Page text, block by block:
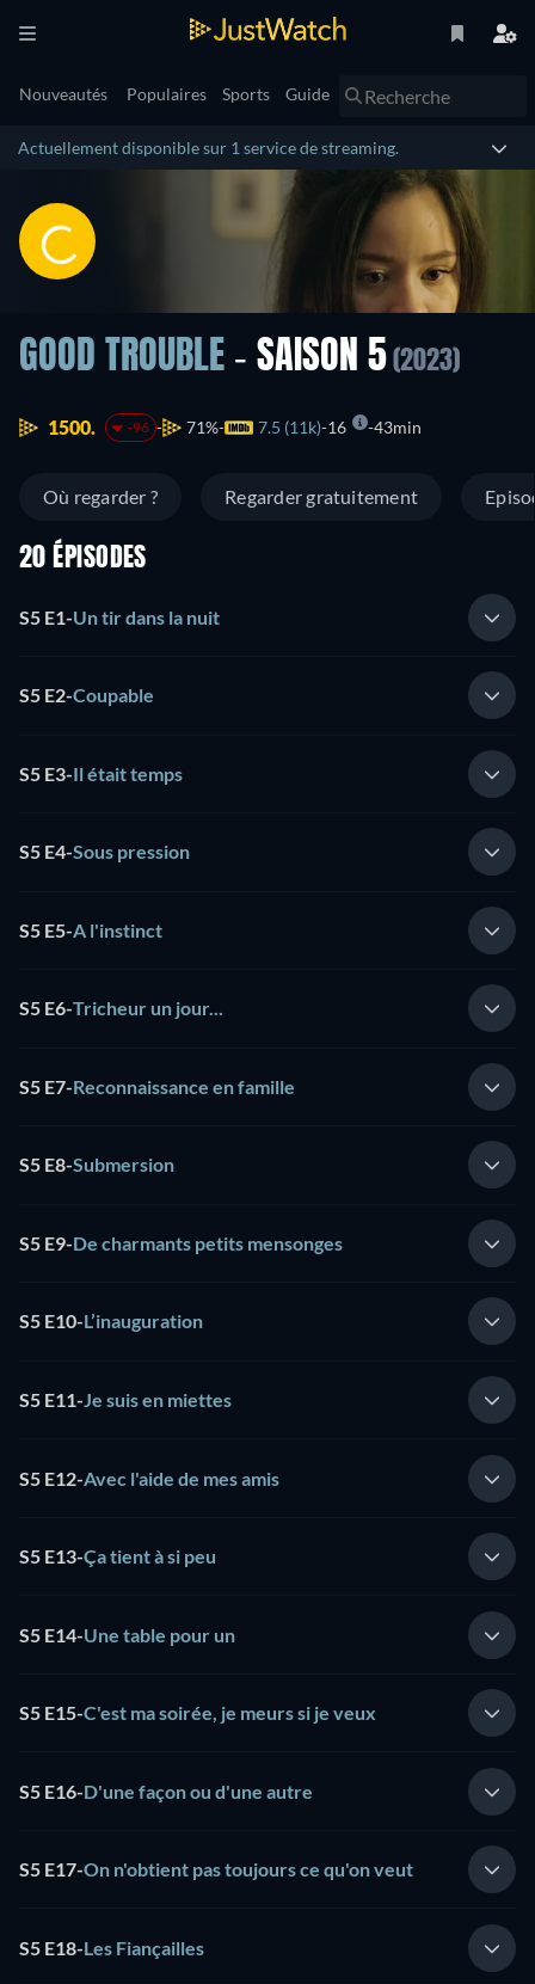
Nouveautés Populaires Sports Guide
Actuellement disponible sur 1 service de streaming.
GOOD TROUBLE - SAISON 5 (2023)
1500. -96 71% 7.5 (11k) 16 43min
Où regarder ? Regarder gratuitement
20 ÉPISODES
S5 E1-Un tir dans la nuit
S5 E2-Coupable
S5 E3-Il était temps
S5 E4-Sous pression
S5 E5-A l'instinct
S5 E6-Tricheur un jour...
S5 E7-Reconnaissance en famille
S5 E8-Submersion
S5 E9-De charmants petits mensonges
S5 E10-L’inauguration
S5 E11-Je suis en miettes
S5 E12-Avec l'aide de mes amis
S5 E13-Ça tient à si peu
S5 E14-Une table pour un
S5 E15-C'est ma soirée, je meurs si je veux
S5 E16-D'une façon ou d'une autre
S5 E17-On n'obtient pas toujours ce qu'on veut
S5 E18-Les Fiançailles